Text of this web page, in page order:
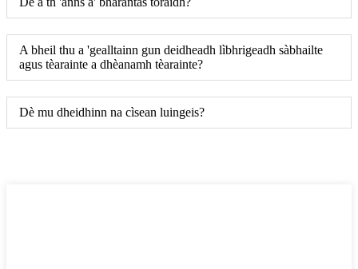
A bheil thu a 'gealltainn gun deidheadh ​​lìbhrigeadh sàbhailte
agus tèarainte a dhèanamh tèarainte?
Dè mu dheidhinn na cìsean luingeis?